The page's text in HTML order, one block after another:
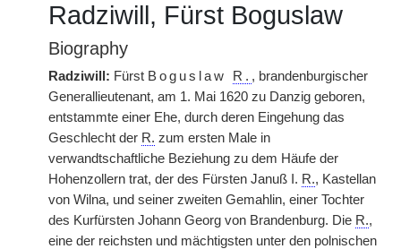
Radziwill, Fürst Boguslaw
Biography
Radziwill: Fürst Boguslaw R. , brandenburgischer
Generallieutenant, am 1. Mai 1620 zu Danzig geboren,
entstammte einer Ehe, durch deren Eingehung das
Geschlecht der R. zum ersten Male in
verwandtschaftliche Beziehung zu dem Häufe der
Hohenzollern trat, der des Fürsten Januß I. R., Kastellan
von Wilna, und seiner zweiten Gemahlin, einer Tochter
des Kurfürsten Johann Georg von Brandenburg. Die R.,
eine der reichsten und mächtigsten unter den polnischen